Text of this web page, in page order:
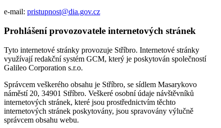
e-mail: pristupnost@dia.gov.cz
Prohlášení provozovatele internetových stránek
Tyto internetové stránky provozuje Stříbro. Internetové stránky
využívají redakční systém GCM, který je poskytován společností
Galileo Corporation s.r.o.
Správcem veškerého obsahu je Stříbro, se sídlem Masarykovo
náměstí 20, 34901 Stříbro. Veškeré osobní údaje návštěvníků
internetových stránek, které jsou prostřednictvím těchto
internetových stránek poskytovány, jsou spravovány výlučně
správcem obsahu webu.